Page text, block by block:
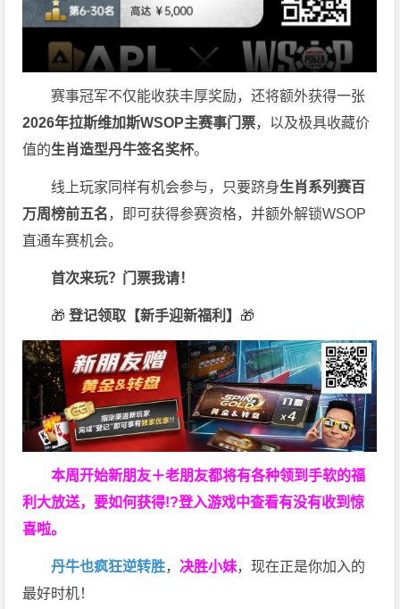
赛事冠军不仅能收获丰厚奖励，还将额外获得一张
2026年拉斯维加斯WSOP主赛事门票，以及极具收藏价
值的生肖造型丹牛签名奖杯。
线上玩家同样有机会参与，只要跻身生肖系列赛百
万周榜前五名，即可获得参赛资格，并额外解锁WSOP
直通车赛机会。
首次来玩？门票我请！
🎁 登记领取【新手迎新福利】 🎁
本周开始新朋友＋老朋友都将有各种领到手软的福
利大放送，要如何获得!?登入游戏中查看有没有收到惊
喜啦。
丹牛也疯狂逆转胜， 决胜小妹，现在正是你加入的
最好时机！